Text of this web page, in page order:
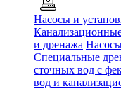
Насосы и
и дренажа
Специальные
сточных вод c
вод и